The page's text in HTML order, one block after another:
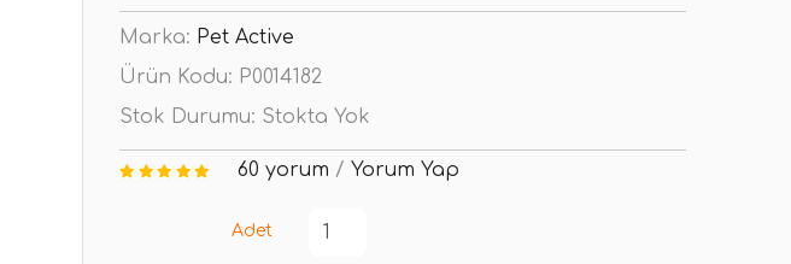
Marka: Pet Active
Ürün Kodu: P0014182
Stok Durumu: Stokta Yok
60 yorum / Yorum Yap
Adet